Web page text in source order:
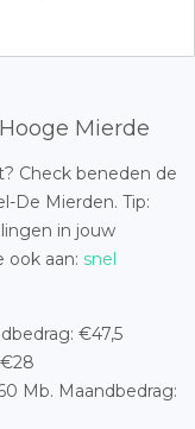
Mierde
Check beneden de
De Mierden. Tip:
in jouw
ook aan: snel
€47,5
Mb. Maandbedrag: